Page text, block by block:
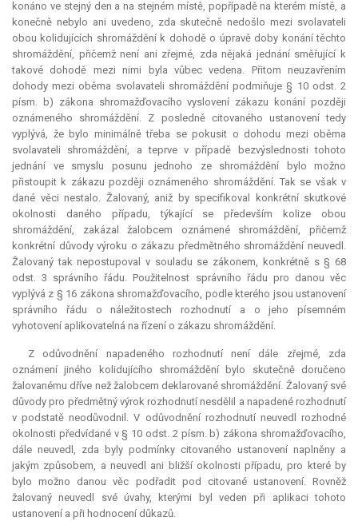
konáno ve stejný den a na stejném místě, popřípadě na kterém místě, a
konečně nebylo ani uvedeno, zda skutečně nedošlo mezi svolavateli
obou kolidujících shromáždění k dohodě o úpravě doby konání těchto
shromáždění, přičemž není ani zřejmé, zda nějaká jednání směřující k
takové dohodě mezi nimi byla vůbec vedena. Přitom neuzavřením
dohody mezi oběma svolavateli shromáždění podmiňuje § 10 odst. 2
písm. b) zákona shromažďovacího vyslovení zákazu konání později
oznámeného shromáždění. Z posledně citovaného ustanovení tedy
vyplývá, že bylo minimálně třeba se pokusit o dohodu mezi oběma
svolavateli shromáždění, a teprve v případě bezvýslednosti tohoto
jednání ve smyslu posunu jednoho ze shromáždění bylo možno
přistoupit k zákazu později oznámeného shromáždění. Tak se však v
dané věci nestalo. Žalovaný, aniž by specifikoval konkrétní skutkové
okolnosti daného případu, týkající se především
kolize obou
shromáždění, zakázal žalobcem oznámené shromáždění, přičemž
konkrétní důvody výroku o zákazu předmětného shromáždění neuvedl.
Žalovaný tak nepostupoval v souladu se zákonem, konkrétně s § 68
odst. 3 správního řádu. Použitelnost správního řádu pro danou věc
vyplývá z § 16 zákona shromažďovacího, podle kterého jsou ustanovení
správního řádu o náležitostech rozhodnutí a o jeho písemném
vyhotovení aplikovatelná na řízení o zákazu shromáždění.
Z odůvodnění napadeného rozhodnutí není dále zřejmé, zda
oznámení jiného kolidujícího shromáždění bylo skutečně doručeno
žalovanému dříve než žalobcem deklarované shromáždění. Žalovaný své
důvody pro předmětný výrok rozhodnutí nesdělil a napadené rozhodnutí
v podstatě neodůvodnil. V odůvodnění rozhodnutí neuvedl rozhodné
okolnosti předvídané v § 10 odst. 2 písm. b) zákona shromažďovacího,
dále neuvedl, zda byly podmínky citovaného ustanovení naplněny a
jakým způsobem, a neuvedl ani bližší okolnosti případu, pro které by
bylo možno danou věc podřadit pod citované ustanovení. Rovněž
žalovaný neuvedl své úvahy, kterými byl veden při aplikaci tohoto
ustanovení a při hodnocení důkazů.